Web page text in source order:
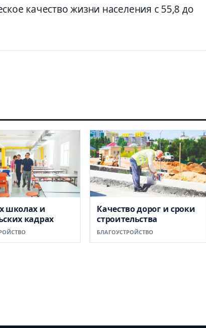
качество жизни населения с 55,8 до
школах и
кадрах
Качество дорог и сроки
строительства
БЛАГОУСТРОЙСТВО